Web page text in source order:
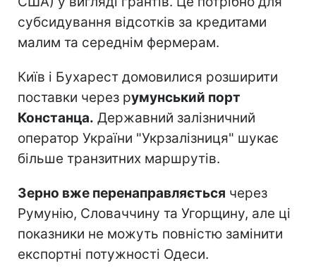
субсидування відсотків за кредитами
малим та середнім фермерам.
Київ і Бухарест домовилися розширити
поставки через румунський порт
Констанца. Державний залізничний
оператор України "Укрзалізниця" шукає
більше транзитних маршрутів.
Зерно вже перенаправляється через
Румунію, Словаччину та Угорщину, але ці
показники не можуть повністю замінити
експортні потужності Одеси.